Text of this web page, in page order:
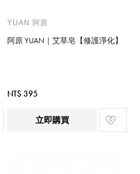
YUAN 阿原
阿原 YUAN｜艾草皂【修護淨化】
NT$ 395
立即購買